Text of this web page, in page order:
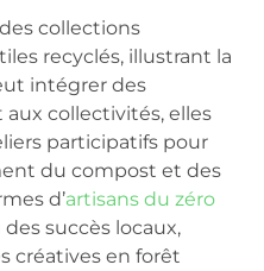
collections
recyclés, illustrant la
intégrer des
collectivités, elles
participatifs pour
du compost et des
d’artisans du zéro
succès locaux,
créatives en forêt